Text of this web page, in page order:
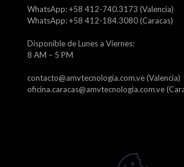
WhatsApp: +58 412-740.3173 (Valencia)
WhatsApp: +58 412-184.3080 (Caracas)
Disponible de Lunes a Viernes:
8 AM – 5 PM
contacto@amvtecnologia.com.ve (Valencia)
oficina.caracas@amvtecnologia.com.ve